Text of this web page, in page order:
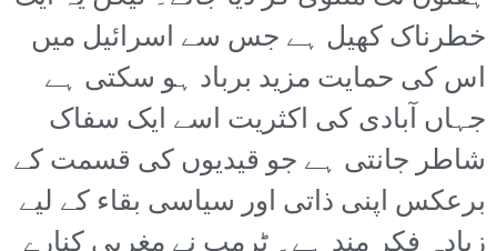
خطرناک کھیل ہے جس سے اسرائیل میں
اس کی حمایت مزید برباد ہو سکتی ہے
جہاں آبادی کی اکثریت اسے ایک سفاک
شاطر جانتی ہے جو قیدیوں کی قسمت کے
برعکس اپنی ذاتی اور سیاسی بقاء کے لیے